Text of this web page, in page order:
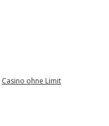
Casino ohne Limit